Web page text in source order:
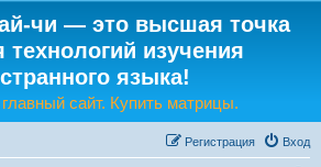
чи — это высшая точка
технологий изучения
языка!
сайт. Купить матрицы.
Вход
Регистрация